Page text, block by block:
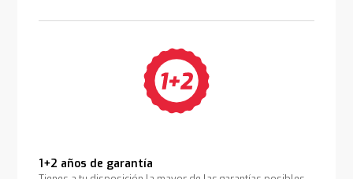
1+2 años de garantía